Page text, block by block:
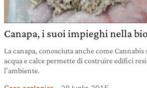
Canapa, i suoi impieghi nella
La canapa, conosciuta anche come Cannabis
acqua e calce permette di costruire edifici
l’ambiente.